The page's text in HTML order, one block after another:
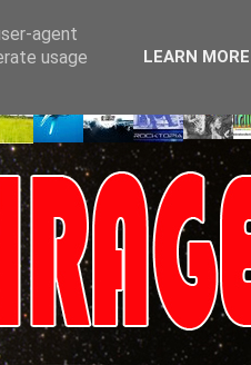
agent
usage
LEARN MORE